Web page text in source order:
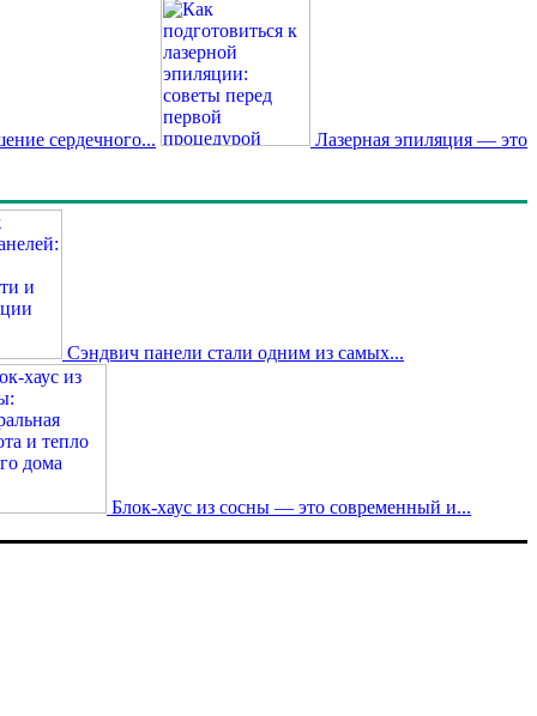
сердечного... Лазерная эпиляция — это
Сэндвич панели стали одним из самых...
Блок-хаус из сосны — это современный и...